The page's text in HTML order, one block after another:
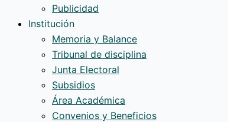
Publicidad
Institución
Memoria y Balance
Tribunal de disciplina
Junta Electoral
Subsidios
Área Académica
Convenios y Beneficios